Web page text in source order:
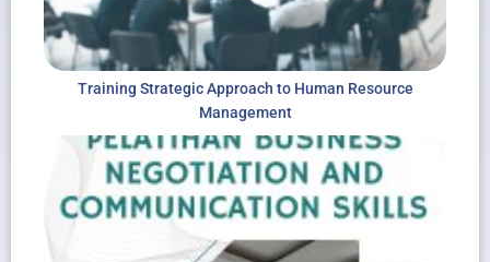
Training Strategic Approach to Human Resource
Management